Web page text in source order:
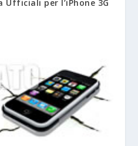
per l’iPhone 3G